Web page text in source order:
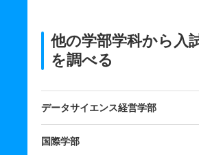
他の学部学科から入
を調べる
データサイエンス経営学部
国際学部